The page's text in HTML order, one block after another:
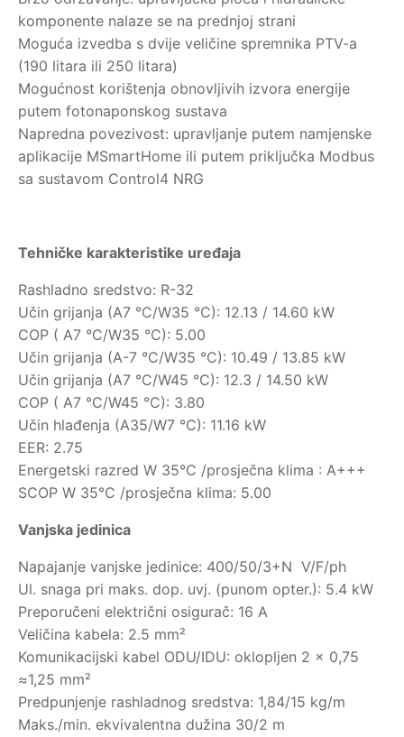
komponente nalaze se na prednjoj strani
Moguća izvedba s dvije veličine spremnika PTV-a
(190 litara ili 250 litara)
Mogućnost korištenja obnovljivih izvora energije
putem fotonaponskog sustava
Napredna povezivost: upravljanje putem namjenske
aplikacije MSmartHome ili putem priključka Modbus
sa sustavom Control4 NRG
Tehničke karakteristike uređaja
Rashladno sredstvo: R-32
Učin grijanja (A7 °C/W35 °C): 12.13 / 14.60 kW
COP ( A7 °C/W35 °C): 5.00
Učin grijanja (A-7 °C/W35 °C): 10.49 / 13.85 kW
Učin grijanja (A7 °C/W45 °C): 12.3 / 14.50 kW
COP ( A7 °C/W45 °C): 3.80
Učin hlađenja (A35/W7 °C): 11.16 kW
EER: 2.75
Energetski razred W 35°C /prosječna klima : A+++
SCOP W 35°C /prosječna klima: 5.00
Vanjska jedinica
Napajanje vanjske jedinice: 400/50/3+N V/F/ph
Ul. snaga pri maks. dop. uvj. (punom opter.): 5.4 kW
Preporučeni električni osigurač: 16 A
Veličina kabela: 2.5 mm²
Komunikacijski kabel ODU/IDU: oklopljen 2 x 0,75
≈1,25 mm²
Predpunjenje rashladnog sredstva: 1,84/15 kg/m
Maks./min. ekvivalentna dužina 30/2 m